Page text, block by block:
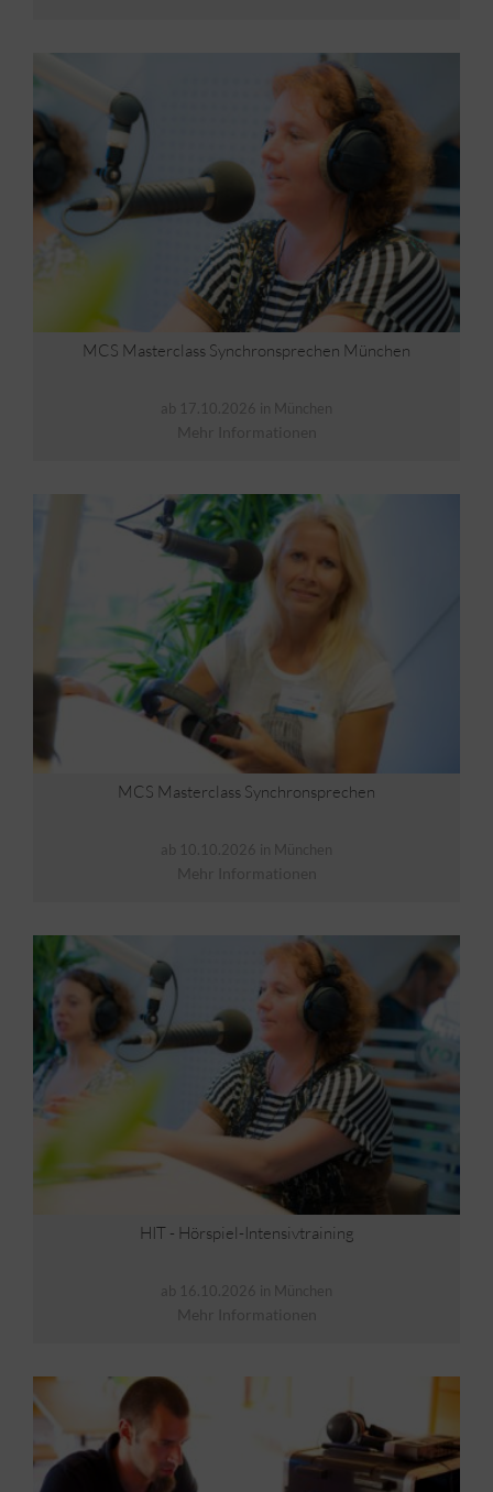
MCS Masterclass Synchronsprechen München
ab 17.10.2026 in München
Mehr Informationen
MCS Masterclass Synchronsprechen
ab 10.10.2026 in München
Mehr Informationen
HIT - Hörspiel-Intensivtraining
ab 16.10.2026 in München
Mehr Informationen